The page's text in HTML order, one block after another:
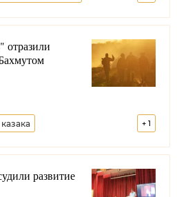
казачье общество
отразили
+ 1
развитие